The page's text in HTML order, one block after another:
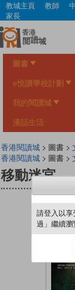
Skip
main
content
教城主頁 教師
家長
圖書
e悅讀學校計劃
我的閱讀城
漫話生活
香港閱讀城> 圖書 >
香港閱讀城> 圖書 >
移動迷宮
請登入以享
過」繼續瀏